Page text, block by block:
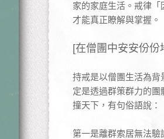
家的家庭生活。戒律
才能真正瞭解與掌握。
[在僧團中安安份份
持戒是以僧團生活為
定是透過群策群力的
撞天下，有句俗語說
第一是離群索居無法